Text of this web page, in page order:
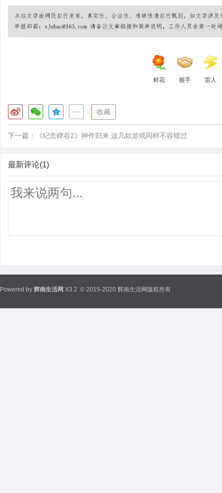
鲜花 握手 雷人
收藏
下一篇： 《纪念碑谷2》神作归来 这几款游戏同样不容错过
最新评论(1)
Powered by 辉南生活网 X3.2 © 2015-2020 辉南生活网版权所有